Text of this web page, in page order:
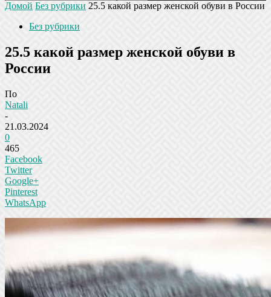
Домой Без рубрики 25.5 какой размер женской обуви в России
Без рубрики
25.5 какой размер женской обуви в
России
По
Natali
-
21.03.2024
0
465
Facebook
Twitter
Google+
Pinterest
WhatsApp